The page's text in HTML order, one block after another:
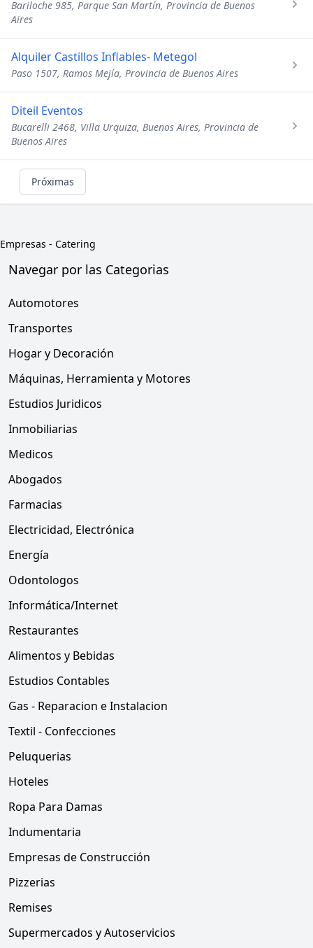
Bariloche 985, Parque San Martín, Provincia de Buenos
Aires
Alquiler Castillos Inflables- Metegol
Paso 1507, Ramos Mejía, Provincia de Buenos Aires
Diteil Eventos
Bucarelli 2468, Villa Urquiza, Buenos Aires, Provincia de
Buenos Aires
Próximas
Empresas - Catering
Navegar por las Categorias
Automotores
Transportes
Hogar y Decoración
Máquinas, Herramienta y Motores
Estudios Juridicos
Inmobiliarias
Medicos
Abogados
Farmacias
Electricidad, Electrónica
Energía
Odontologos
Informática/Internet
Restaurantes
Alimentos y Bebidas
Estudios Contables
Gas - Reparacion e Instalacion
Textil - Confecciones
Peluquerias
Hoteles
Ropa Para Damas
Indumentaria
Empresas de Construcción
Pizzerias
Remises
Supermercados y Autoservicios